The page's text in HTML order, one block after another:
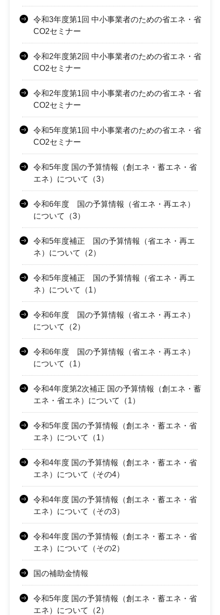
令和3年度第1回 中小事業者のための省エネ・省
CO2セミナー
令和2年度第2回 中小事業者のための省エネ・省
CO2セミナー
令和2年度第1回 中小事業者のための省エネ・省
CO2セミナー
令和5年度第1回 中小事業者のための省エネ・省
CO2セミナー
令和5年度 国の予算情報（創エネ・蓄エネ・省
エネ）について（3）
令和6年度 国の予算情報（省エネ・再エネ）
について（3）
令和5年度補正 国の予算情報（省エネ・再エ
ネ）について（2）
令和5年度補正 国の予算情報（省エネ・再エ
ネ）について（1）
令和6年度 国の予算情報（省エネ・再エネ）
について（2）
令和6年度 国の予算情報（省エネ・再エネ）
について（1）
令和4年度第2次補正 国の予算情報（創エネ・蓄
エネ・省エネ）について（1）
令和5年度 国の予算情報（創エネ・蓄エネ・省
エネ）について（1）
令和4年度 国の予算情報（創エネ・蓄エネ・省
エネ）について（その4）
令和4年度 国の予算情報（創エネ・蓄エネ・省
エネ）について（その3）
令和4年度 国の予算情報（創エネ・蓄エネ・省
エネ）について（その2）
国の補助金情報
令和5年度 国の予算情報（創エネ・蓄エネ・省
エネ）について（2）